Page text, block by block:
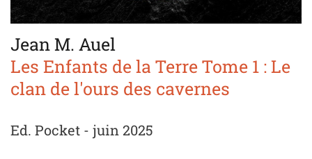
Jean M. Auel
Les Enfants de la Terre Tome 1 : Le
clan de l'ours des cavernes
Ed. Pocket - juin 2025